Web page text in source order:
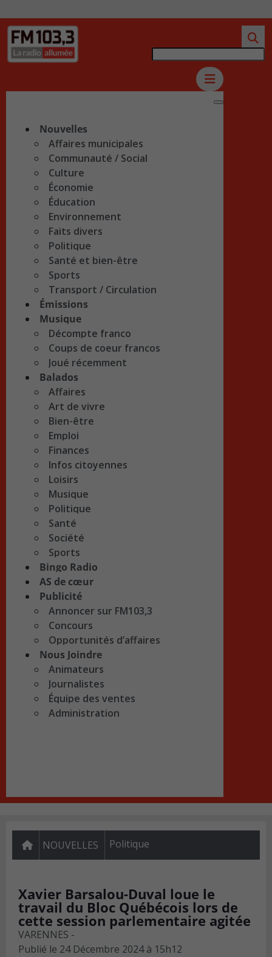
Nouvelles
Affaires municipales
Communauté / Social
Culture
Économie
Éducation
Environnement
Faits divers
Politique
Santé et bien-être
Sports
Transport / Circulation
Émissions
Musique
Décompte franco
Coups de coeur francos
Joué récemment
Balados
Affaires
Art de vivre
Bien-être
Emploi
Finances
Infos citoyennes
Loisirs
Musique
Politique
Santé
Société
Sports
Bingo Radio
AS de cœur
Publicité
Annoncer sur FM103,3
Concours
Opportunités d’affaires
Nous Joindre
Animateurs
Journalistes
Équipe des ventes
Administration
NOUVELLES Politique
Xavier Barsalou-Duval loue le
travail du Bloc Québécois lors de
cette session parlementaire agitée
VARENNES -
Publié le 24 Décembre 2024 à 15h12